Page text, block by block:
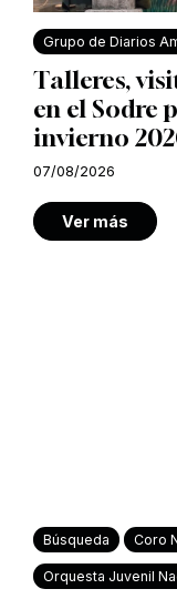
Grupo de Diarios
Talleres,
en el Sodre
invierno
07/08/2026
Ver más
Búsqueda Coro
Orquesta Juvenil